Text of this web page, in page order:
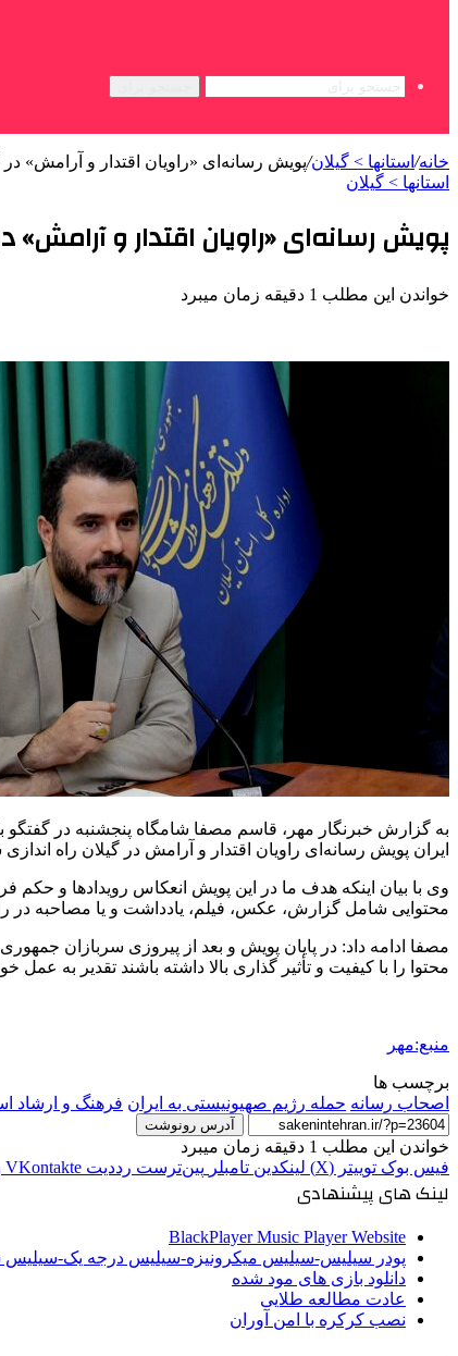
خانه/ استانها > گیلان/پویش رسانه‌ای «راویان اقتدار و آرامش»
استانها > گیلان
پویش رسانه‌ای «راویان اقتدار و آرامش»
خواندن این مطلب 1 دقیقه زمان میبرد
به گزارش خبرنگار مهر، قاسم مصفا شامگاه پنجشنبه در
ایران پویش رسانه‌ای راویان اقتدار و آرامش در گیلان راه
وی با بیان اینکه هدف ما در این پویش انعکاس رویدادها و
محتوایی شامل گزارش، عکس، فیلم، یادداشت و یا مصاحبه در
مصفا ادامه داد: در پایان پویش و بعد از پیروزی سربازان
محتوا را با کیفیت و تأثیر گذاری بالا داشته باشند تقدیر به عمل
منبع:مهر
برچسب ها
اصحاب رسانه حمله رژیم صهیونیستی به ایران فرهنگ و ارشاد
آدرس رونوشت
خواندن این مطلب 1 دقیقه زمان میبرد
فیس بوک توییتر (X) لینکدین ‫تامبلر ‫پین‌ترست ‫رددیت ‫VKontakte
لینک های پیشنهادی
BlackPlayer Music Player Website
پودر سیلیس-سیلیس میکرونیزه-سیلیس درجه یک-
دانلود بازی های مود شده
عادت مطالعه طلایی
نصب کرکره با امن آوران